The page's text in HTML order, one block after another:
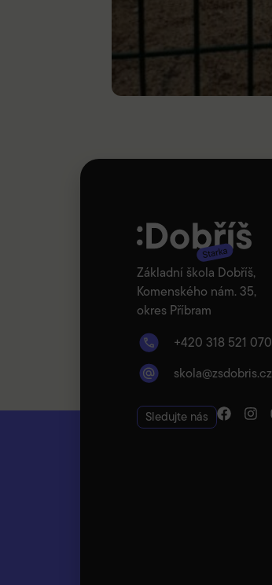
Základní škola Dobříš,
Komenského nám. 35,
okres Příbram
+420 318 521 070
skola@zsdobris.cz
Sledujte nás